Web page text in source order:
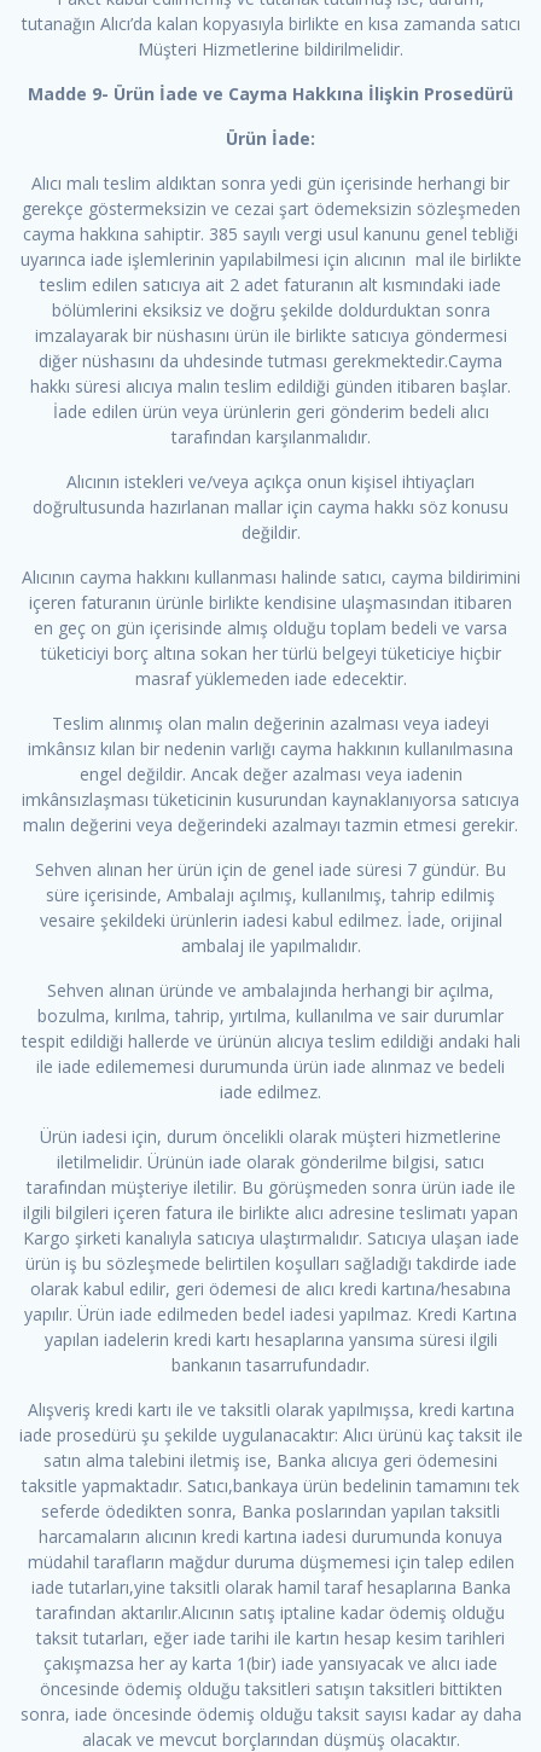
tutanağın Alıcı’da kalan kopyasıyla birlikte en kısa zamanda satıcı
Müşteri Hizmetlerine bildirilmelidir.
Madde 9- Ürün İade ve Cayma Hakkına İlişkin Prosedürü
Ürün İade:
Alıcı malı teslim aldıktan sonra yedi gün içerisinde herhangi bir
gerekçe göstermeksizin ve cezai şart ödemeksizin sözleşmeden
cayma hakkına sahiptir. 385 sayılı vergi usul kanunu genel tebliği
uyarınca iade işlemlerinin yapılabilmesi için alıcının mal ile birlikte
teslim edilen satıcıya ait 2 adet faturanın alt kısmındaki iade
bölümlerini eksiksiz ve doğru şekilde doldurduktan sonra
imzalayarak bir nüshasını ürün ile birlikte satıcıya göndermesi
diğer nüshasını da uhdesinde tutması gerekmektedir.Cayma
hakkı süresi alıcıya malın teslim edildiği günden itibaren başlar.
İade edilen ürün veya ürünlerin geri gönderim bedeli alıcı
tarafından karşılanmalıdır.
Alıcının istekleri ve/veya açıkça onun kişisel ihtiyaçları
doğrultusunda hazırlanan mallar için cayma hakkı söz konusu
değildir.
Alıcının cayma hakkını kullanması halinde satıcı, cayma bildirimini
içeren faturanın ürünle birlikte kendisine ulaşmasından itibaren
en geç on gün içerisinde almış olduğu toplam bedeli ve varsa
tüketiciyi borç altına sokan her türlü belgeyi tüketiciye hiçbir
masraf yüklemeden iade edecektir.
Teslim alınmış olan malın değerinin azalması veya iadeyi
imkânsız kılan bir nedenin varlığı cayma hakkının kullanılmasına
engel değildir. Ancak değer azalması veya iadenin
imkânsızlaşması tüketicinin kusurundan kaynaklanıyorsa satıcıya
malın değerini veya değerindeki azalmayı tazmin etmesi gerekir.
Sehven alınan her ürün için de genel iade süresi 7 gündür. Bu
süre içerisinde, Ambalajı açılmış, kullanılmış, tahrip edilmiş
vesaire şekildeki ürünlerin iadesi kabul edilmez. İade, orijinal
ambalaj ile yapılmalıdır.
Sehven alınan üründe ve ambalajında herhangi bir açılma,
bozulma, kırılma, tahrip, yırtılma, kullanılma ve sair durumlar
tespit edildiği hallerde ve ürünün alıcıya teslim edildiği andaki hali
ile iade edilememesi durumunda ürün iade alınmaz ve bedeli
iade edilmez.
Ürün iadesi için, durum öncelikli olarak müşteri hizmetlerine
iletilmelidir. Ürünün iade olarak gönderilme bilgisi, satıcı
tarafından müşteriye iletilir. Bu görüşmeden sonra ürün iade ile
ilgili bilgileri içeren fatura ile birlikte alıcı adresine teslimatı yapan
Kargo şirketi kanalıyla satıcıya ulaştırmalıdır. Satıcıya ulaşan iade
ürün iş bu sözleşmede belirtilen koşulları sağladığı takdirde iade
olarak kabul edilir, geri ödemesi de alıcı kredi kartına/hesabına
yapılır. Ürün iade edilmeden bedel iadesi yapılmaz. Kredi Kartına
yapılan iadelerin kredi kartı hesaplarına yansıma süresi ilgili
bankanın tasarrufundadır.
Alışveriş kredi kartı ile ve taksitli olarak yapılmışsa, kredi kartına
iade prosedürü şu şekilde uygulanacaktır: Alıcı ürünü kaç taksit ile
satın alma talebini iletmiş ise, Banka alıcıya geri ödemesini
taksitle yapmaktadır. Satıcı,bankaya ürün bedelinin tamamını tek
seferde ödedikten sonra, Banka poslarından yapılan taksitli
harcamaların alıcının kredi kartına iadesi durumunda konuya
müdahil tarafların mağdur duruma düşmemesi için talep edilen
iade tutarları,yine taksitli olarak hamil taraf hesaplarına Banka
tarafından aktarılır.Alıcının satış iptaline kadar ödemiş olduğu
taksit tutarları, eğer iade tarihi ile kartın hesap kesim tarihleri
çakışmazsa her ay karta 1(bir) iade yansıyacak ve alıcı iade
öncesinde ödemiş olduğu taksitleri satışın taksitleri bittikten
sonra, iade öncesinde ödemiş olduğu taksit sayısı kadar ay daha
alacak ve mevcut borçlarından düşmüş olacaktır.